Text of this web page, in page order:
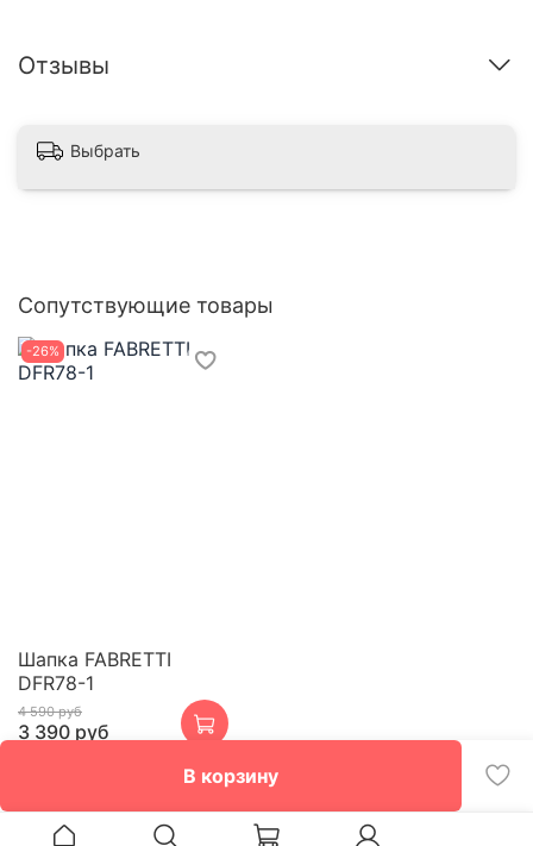
В корзину
Отзывы
Выбрать
Сопутствующие товары
-26%
Шапка FABRETTI
DFR78-1
4 590 руб
3 390 руб